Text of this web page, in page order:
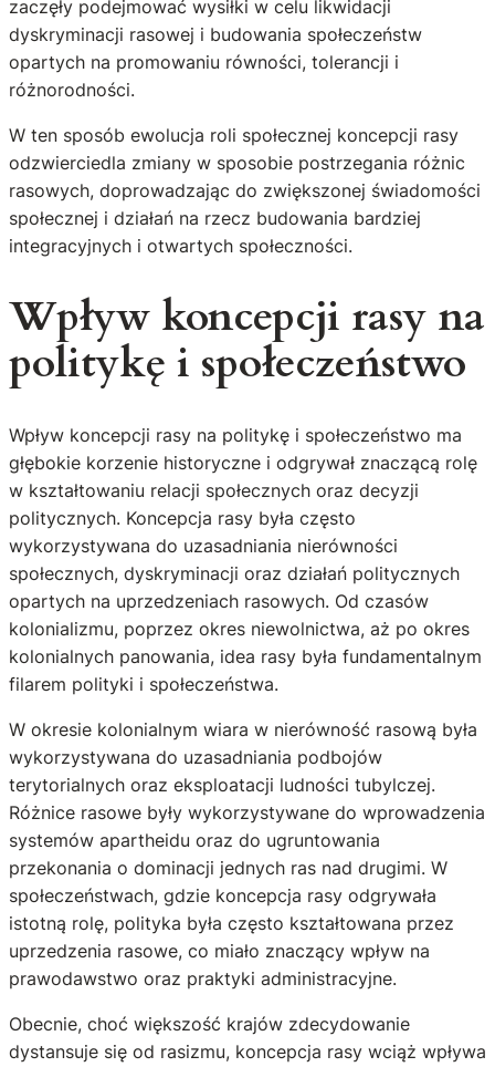
zaczęły podejmować wysiłki w celu likwidacji
dyskryminacji rasowej i budowania społeczeństw
opartych na promowaniu równości, tolerancji i
różnorodności.
W ten sposób ewolucja roli społecznej koncepcji rasy
odzwierciedla zmiany w sposobie postrzegania różnic
rasowych, doprowadzając do zwiększonej świadomości
społecznej i działań na rzecz budowania bardziej
integracyjnych i otwartych społeczności.
Wpływ koncepcji rasy na
politykę i społeczeństwo
Wpływ koncepcji rasy na politykę i społeczeństwo ma
głębokie korzenie historyczne i odgrywał znaczącą rolę
w kształtowaniu relacji społecznych oraz decyzji
politycznych. Koncepcja rasy była często
wykorzystywana do uzasadniania nierówności
społecznych, dyskryminacji oraz działań politycznych
opartych na uprzedzeniach rasowych. Od czasów
kolonializmu, poprzez okres niewolnictwa, aż po okres
kolonialnych panowania, idea rasy była fundamentalnym
filarem polityki i społeczeństwa.
W okresie kolonialnym wiara w nierówność rasową była
wykorzystywana do uzasadniania podbojów
terytorialnych oraz eksploatacji ludności tubylczej.
Różnice rasowe były wykorzystywane do wprowadzenia
systemów apartheidu oraz do ugruntowania
przekonania o dominacji jednych ras nad drugimi. W
społeczeństwach, gdzie koncepcja rasy odgrywała
istotną rolę, polityka była często kształtowana przez
uprzedzenia rasowe, co miało znaczący wpływ na
prawodawstwo oraz praktyki administracyjne.
Obecnie, choć większość krajów zdecydowanie
dystansuje się od rasizmu, koncepcja rasy wciąż wpływa